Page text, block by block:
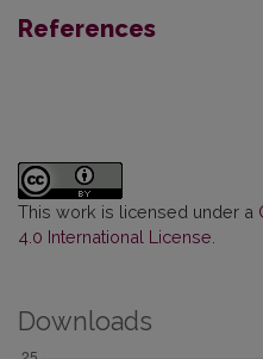
References
This work is licensed under a
4.0 International License
Downloads